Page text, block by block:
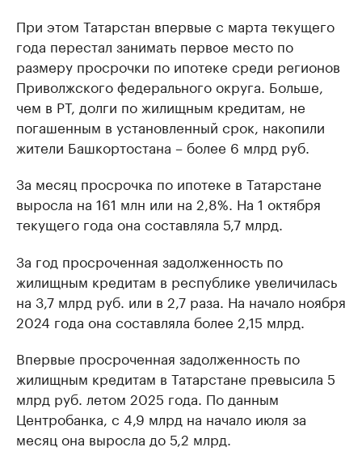
При этом Татарстан впервые с марта текущего
года перестал занимать первое место по
размеру просрочки по ипотеке среди регионов
Приволжского федерального округа. Больше,
чем в РТ, долги по жилищным кредитам, не
погашенным в установленный срок, накопили
жители Башкортостана – более 6 млрд руб.
За месяц просрочка по ипотеке в Татарстане
выросла на 161 млн или на 2,8%. На 1 октября
текущего года она составляла 5,7 млрд.
За год просроченная задолженность по
жилищным кредитам в республике увеличилась
на 3,7 млрд руб. или в 2,7 раза. На начало ноября
2024 года она составляла более 2,15 млрд.
Впервые просроченная задолженность по
жилищным кредитам в Татарстане превысила 5
млрд руб. летом 2025 года. По данным
Центробанка, с 4,9 млрд на начало июля за
месяц она выросла до 5,2 млрд.